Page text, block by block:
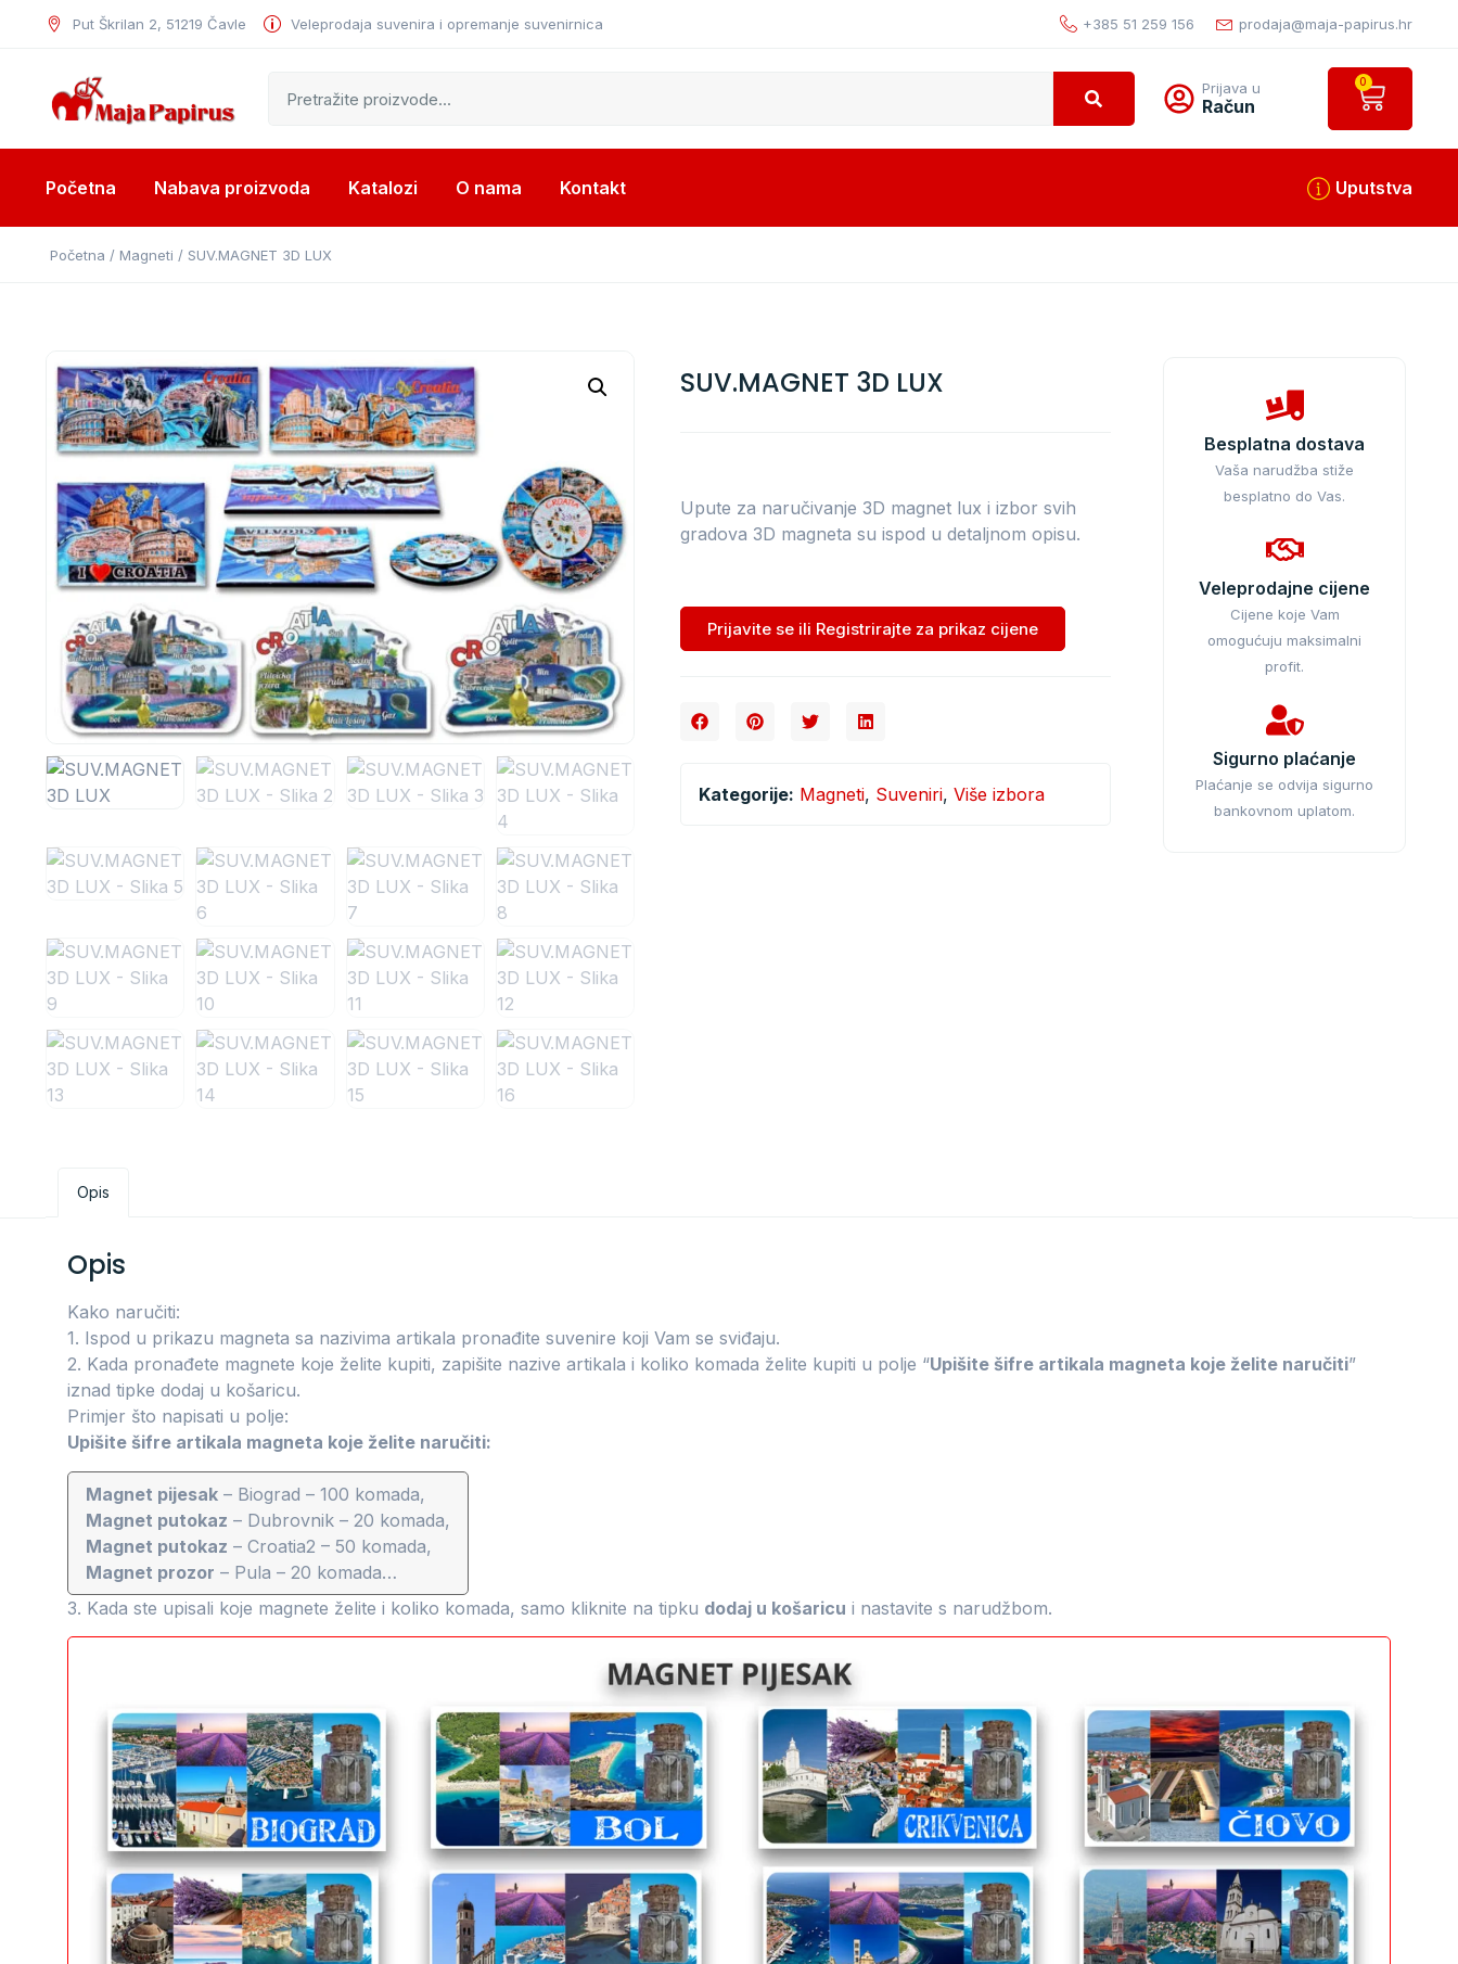
Put Škrilan 2, 51219 Čavle Veleprodaja suvenira i opremanje suvenirnica +385 51 259 156 prodaja@maja-papirus.hr
Prijava u
Račun
0
Početna Nabava proizvoda Katalozi O nama Kontakt Uputstva
Početna / Magneti / SUV.MAGNET 3D LUX
SUV.MAGNET 3D LUX
Upute za naručivanje 3D magnet lux i izbor svih
gradova 3D magneta su ispod u detaljnom opisu.
Prijavite se ili Registrirajte za prikaz cijene
Kategorije: Magneti, Suveniri,Više izbora
Besplatna dostava
Vaša narudžba stiže
besplatno do Vas.
Veleprodajne cijene
Cijene koje Vam
omogućuju maksimalni
profit.
Sigurno plaćanje
Plaćanje se odvija sigurno
bankovnom uplatom.
Opis
Opis
Kako naručiti:
1. Ispod u prikazu magneta sa nazivima artikala pronađite suvenire koji Vam se sviđaju.
2. Kada pronađete magnete koje želite kupiti, zapišite nazive artikala i koliko komada želite kupiti u polje “Upišite šifre artikala magneta koje želite naručiti”
iznad tipke dodaj u košaricu.
Primjer što napisati u polje:
Upišite šifre artikala magneta koje želite naručiti:
Magnet pijesak – Biograd – 100 komada,
Magnet putokaz – Dubrovnik – 20 komada,
Magnet putokaz – Croatia2 – 50 komada,
Magnet prozor – Pula – 20 komada…
3. Kada ste upisali koje magnete želite i koliko komada, samo kliknite na tipku dodaj u košaricu i nastavite s narudžbom.